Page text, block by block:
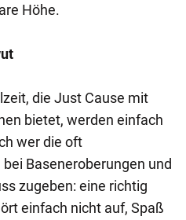
Höhe.
die Just Cause mit
bietet, werden einfach
wer die oft
Baseneroberungen und
zugeben: eine richtig
einfach nicht auf, Spaß